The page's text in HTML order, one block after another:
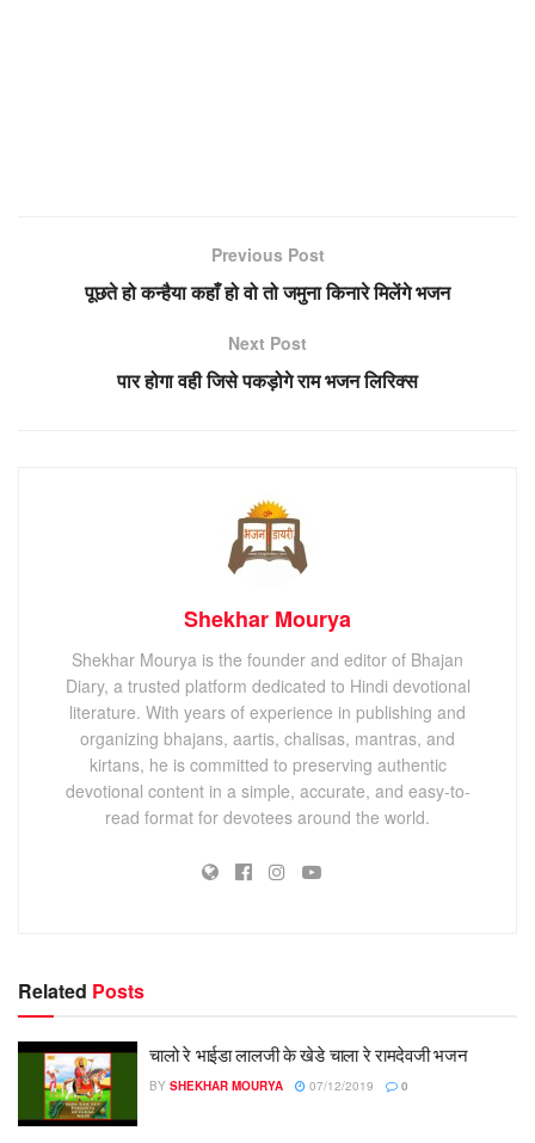
Previous Post
पूछते हो कन्हैया कहाँ हो वो तो जमुना किनारे मिलेंगे भजन
Next Post
पार होगा वही जिसे पकड़ोगे राम भजन लिरिक्स
Shekhar Mourya
Shekhar Mourya is the founder and editor of Bhajan
Diary, a trusted platform dedicated to Hindi devotional
literature. With years of experience in publishing and
organizing bhajans, aartis, chalisas, mantras, and
kirtans, he is committed to preserving authentic
devotional content in a simple, accurate, and easy-to-
read format for devotees around the world.
Related Posts
चालो रे भाईडा लालजी के खेडे चाला रे रामदेवजी भजन
BY SHEKHAR MOURYA 07/12/2019 0